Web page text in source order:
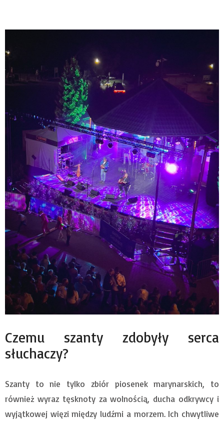
Czemu szanty zdobyły serca
słuchaczy?
Szanty to nie tylko zbiór piosenek marynarskich, to
również wyraz tęsknoty za wolnością, ducha odkrywcy i
wyjątkowej więzi między ludźmi a morzem. Ich chwytliwe